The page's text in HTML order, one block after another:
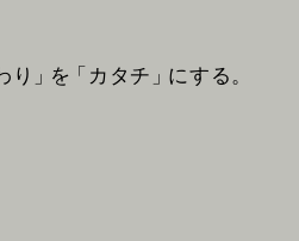
り」を「カタチ」にする。